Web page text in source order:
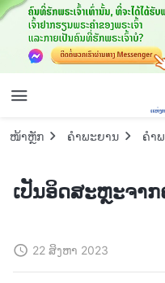
ໜ້າຫຼັກ ຄຳພະຍານ ຄຳ
ເປັນອິດສະຫຼະຈາ
22 ສິງຫາ 2023